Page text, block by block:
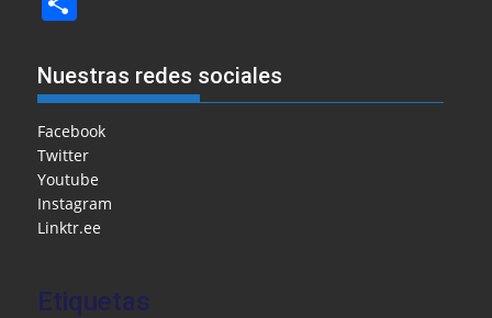
e
b
o
o
k
l l o
o A a dI
ar
e
Nuestras redes sociales
Facebook
Twitter
Youtube
Instagram
Linktr.ee
Etiquetas